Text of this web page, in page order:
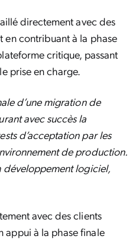
directement avec des
en contribuant à la phase
critique, passant
prise en charge.
d’une migration de
avec succès la
d’acceptation par les
de production.
développement logiciel,
avec des clients
appui à la phase finale